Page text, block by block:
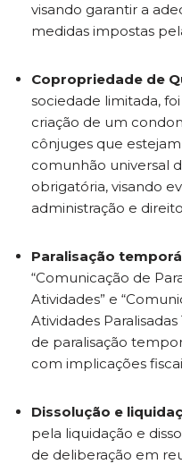
visando garantir a
medidas impostas
Copropriedade de
sociedade limitada,
criação de um
cônjuges que
comunhão universal
obrigatória, visando
administração e
Paralisação
“Comunicação de
Atividades” e
Atividades
de paralisação
com implicações
Dissolução e
pela liquidação e
de deliberação em